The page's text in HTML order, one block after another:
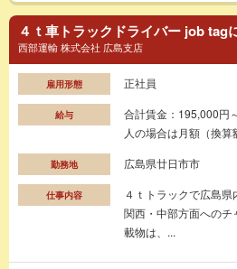
４ｔ車トラックドライバー job tag
西部運輸 株式会社 広島支店
雇用形態 正社員
給与
合計賃金：195,000円
人の場合は月額（換
勤務地 広島県廿日市市
仕事内容
４ｔトラックで広島
関西・中部方面への
載物は、...